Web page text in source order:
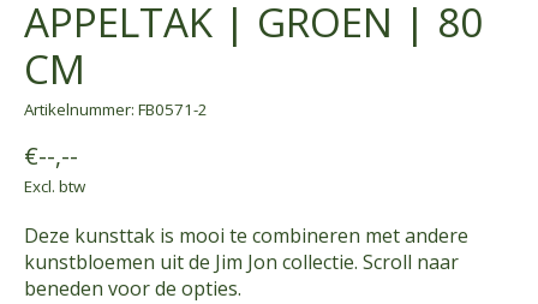
APPELTAK | GROEN | 80
CM
Artikelnummer: FB0571-2
€--,--
Excl. btw
Deze kunsttak is mooi te combineren met andere
kunstbloemen uit de Jim Jon collectie. Scroll naar
beneden voor de opties.